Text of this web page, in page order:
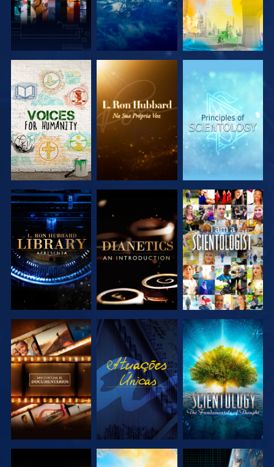
EXPLORAR A
SÉRIE
EXPLORAR A
SÉRIE
EXPLORAR A
SÉRIE
EXPLORAR A
SÉRIE
EXPLORAR A
SÉRIE
VER
EXPLORAR A
SÉRIE
VER
EXPLORAR A
SÉRIE